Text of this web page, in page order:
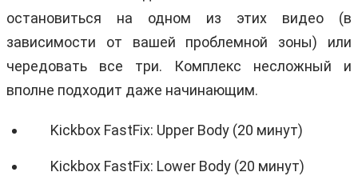
остановиться на одном из этих видео (в
зависимости от вашей проблемной зоны) или
чередовать все три. Комплекс несложный и
вполне подходит даже начинающим.
Kickbox FastFix: Upper Body (20 минут)
Kickbox FastFix: Lower Body (20 минут)